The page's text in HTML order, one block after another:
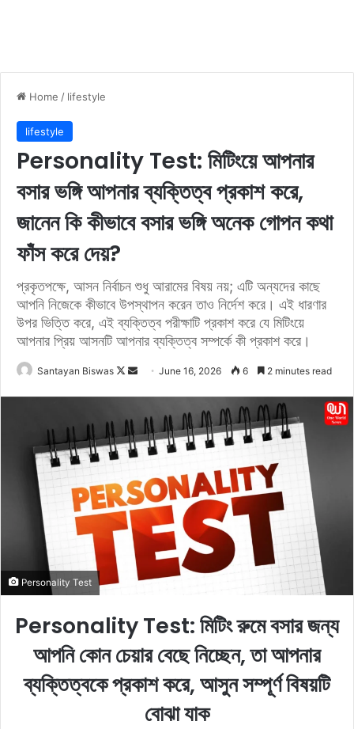
Home / lifestyle
lifestyle
Personality Test: মিটিংয়ে আপনার
বসার ভঙ্গি আপনার ব্যক্তিত্ব প্রকাশ করে,
জানেন কি কীভাবে বসার ভঙ্গি অনেক গোপন কথা
ফাঁস করে দেয়?
প্রকৃতপক্ষে, আসন নির্বাচন শুধু আরামের বিষয় নয়; এটি অন্যদের কাছে
আপনি নিজেকে কীভাবে উপস্থাপন করেন তাও নির্দেশ করে। এই ধারণার
উপর ভিত্তি করে, এই ব্যক্তিত্ব পরীক্ষাটি প্রকাশ করে যে মিটিংয়ে
আপনার প্রিয় আসনটি আপনার ব্যক্তিত্ব সম্পর্কে কী প্রকাশ করে।
Santayan Biswas
F
l
o
o
n
X
e
m
June 16, 2026 6 2 minutes read
Personality Test
Personality Test: মিটিং রুমে বসার জন্য
আপনি কোন চেয়ার বেছে নিচ্ছেন, তা আপনার
ব্যক্তিত্বকে প্রকাশ করে, আসুন সম্পূর্ণ বিষয়টি
বোঝা যাক